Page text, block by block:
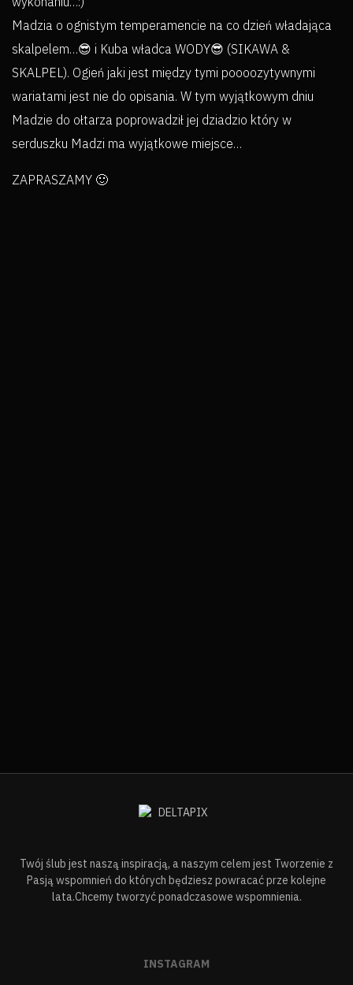
Madzia o ognistym temperamencie na co dzień władająca
skalpelem…😎 i Kuba władca WODY😎 (SIKAWA &
SKALPEL). Ogień jaki jest między tymi poooozytywnymi
wariatami jest nie do opisania. W tym wyjątkowym dniu
Madzie do ołtarza poprowadził jej dziadzio który w
serduszku Madzi ma wyjątkowe miejsce…
ZAPRASZAMY 🙂
Twój ślub jest naszą inspiracją, a naszym celem jest Tworzenie z
Pasją wspomnień do których będziesz powracać prze kolejne
lata.Chcemy tworzyć ponadczasowe wspomnienia.
INSTAGRAM